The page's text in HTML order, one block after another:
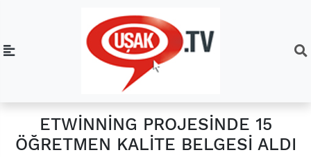
ETWİNNİNG PROJESİNDE 15
ÖĞRETMEN KALİTE BELGESİ ALDI